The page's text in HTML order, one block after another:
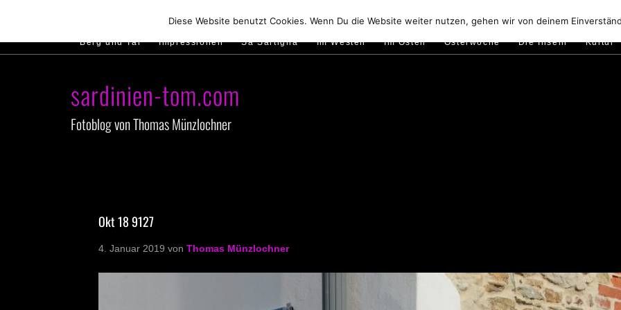
Traumstrände Feste feiern Golfo di Orosei Im Norden Im Süden Gallura Murales
Berg und Tal Impressionen Sa Sartiglia Im Westen Im Osten Osterwoche Die Inseln Kultur
sardinien-tom.com
Fotoblog von Thomas Münzlochner
Okt 18 9127
4. Januar 2019 von Thomas Münzlochner
Diese Website benutzt Cookies. Wenn Du die Website weiter nutzen, gehen wir von deinem